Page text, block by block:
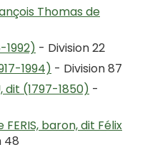
Thomas de
1992) - Division 22
1994) - Division 87
dit (1797-1850) -
FERIS, baron, dit Félix
48